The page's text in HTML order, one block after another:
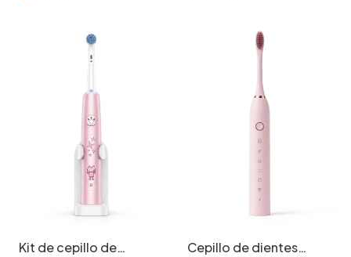
Kit de cepillo de
Cepillo de dientes